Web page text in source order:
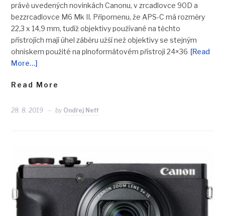
právě uvedených novinkách Canonu, v zrcadlovce 90D a
bezzrcadlovce M6 Mk II. Připomenu, že APS-C má rozměry
22,3 x 14,9 mm, tudíž objektivy používané na těchto
přístrojích mají úhel záběru užší než objektivy se stejným
ohniskem použité na plnoformátovém přístroji 24×36 [Read
More…]
Read More
28. 8. 2019 by Ondřej Neff